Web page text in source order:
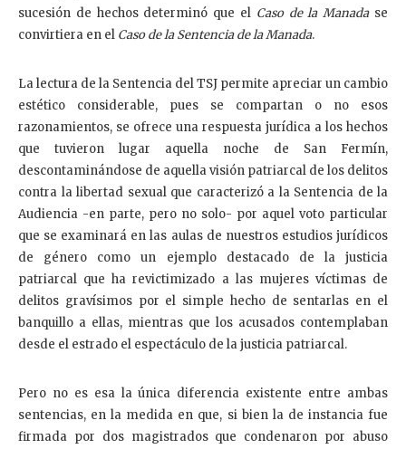
sucesión de hechos determinó que el Caso de la Manadase
convirtiera en el Caso de la Sentencia de la Manada.
La lectura de la Sentencia del TSJ permite apreciar un cambio
estético considerable, pues se compartan o no esos
razonamientos, se ofrece una respuesta jurídica a los hechos
que tuvieron lugar aquella noche de San Fermín,
descontaminándose de aquella visión patriarcal de los delitos
contra la libertad sexual que caracterizó a la Sentencia de la
Audiencia -en parte, pero no solo- por aquel voto particular
que se examinará en las aulas de nuestros estudios jurídicos
de género como un ejemplo destacado de la justicia
patriarcal que ha revictimizado a las mujeres víctimas de
delitos gravísimos por el simple hecho de sentarlas en el
banquillo a ellas, mientras que los acusados contemplaban
desde el estrado el espectáculo de la justicia patriarcal.
Pero no es esa la única diferencia existente entre ambas
sentencias, en la medida en que, si bien la de instancia fue
firmada por dos magistrados que condenaron por abuso